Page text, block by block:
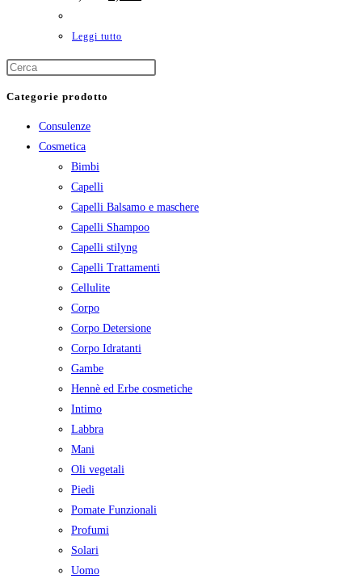
prezzo
era:
Leggi tutto
Categorie prodotto
Consulenze
Cosmetica
Bimbi
Capelli
Capelli Balsamo e maschere
Capelli Shampoo
Capelli stilyng
Capelli Trattamenti
Cellulite
Corpo
Corpo Detersione
Corpo Idratanti
Gambe
Hennè ed Erbe cosmetiche
Intimo
Labbra
Mani
Oli vegetali
Piedi
Pomate Funzionali
Profumi
Solari
Uomo